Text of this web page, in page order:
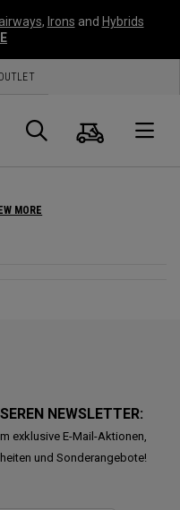
, Irons and Hybrids
Suche
MORE
NEWSLETTER:
exklusive E-Mail-Aktionen,
und Sonderangebote!